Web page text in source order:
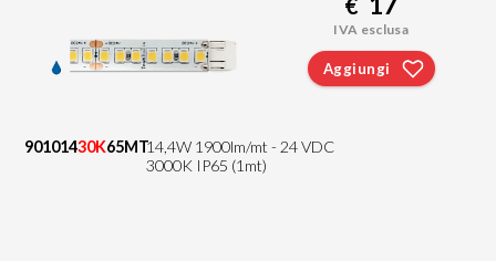
90101430K65MT14,4W 1900lm/mt - 24 VDC
3000K IP65 (1mt)
IVA esclusa
Aggiungi